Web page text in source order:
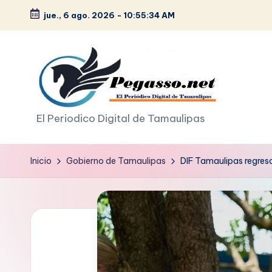
Saltar
contenido
jue., 6 ago. 2026 - 10:55:36 AM
p
e
g
El Periodico Digital de Tamaulipas
Inicio Gobierno de Tamaulipas DIF Tamaulipas